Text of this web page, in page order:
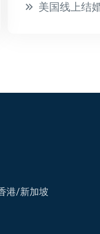
美国线上结婚全攻略：
港/新加坡